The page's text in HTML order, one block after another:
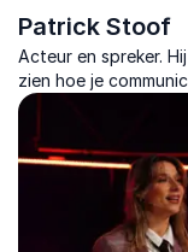
Patrick Stoof
Acteur en spreker.
zien hoe je
teams verbindt en
bevordert, zelfs in